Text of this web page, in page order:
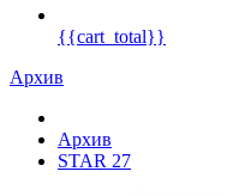
{{cart_total}}
Архив
Архив
STAR 27